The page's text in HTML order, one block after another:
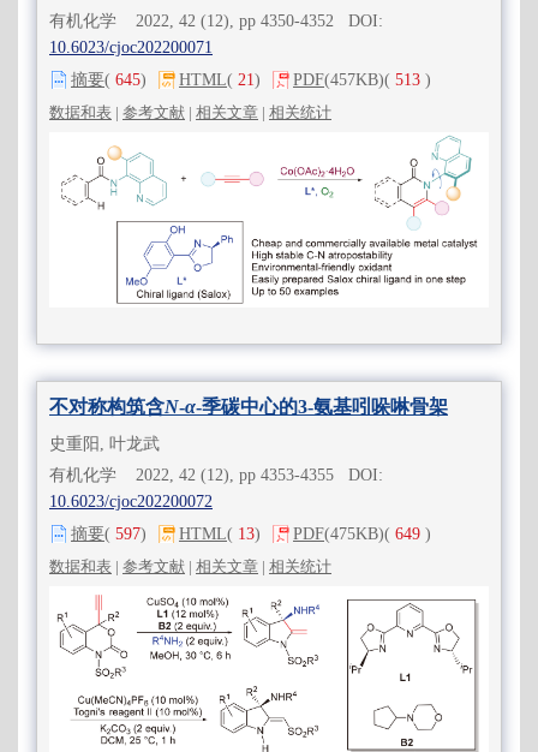
有机化学 2022, 42 (12), pp 4350-4352 DOI:
10.6023/cjoc202200071
摘要( 645) HTML( 21 ) PDF(457KB)( 513 )
数据和表 | 参考文献 | 相关文章 | 相关统计
不对称构筑含N-α-季碳中心的3-氨基吲哚啉骨架
史重阳, 叶龙武
有机化学 2022, 42 (12), pp 4353-4355 DOI:
10.6023/cjoc202200072
摘要( 597) HTML( 13) PDF(475KB)( 649 )
数据和表 | 参考文献 | 相关文章 | 相关统计